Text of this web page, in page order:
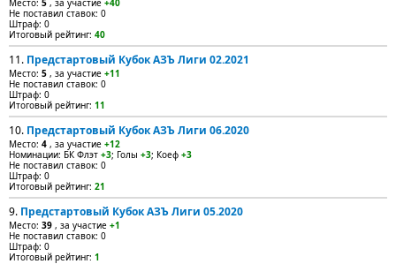
Место: 5 , за участие +40
Не поставил ставок: 0
Штраф: 0
Итоговый рейтинг: 40
11. Предстартовый Кубок АЗЪ Лиги 02.2021
Место: 5 , за участие +11
Не поставил ставок: 0
Штраф: 0
Итоговый рейтинг: 11
10. Предстартовый Кубок АЗЪ Лиги 06.2020
Место: 4 , за участие +12
Номинации: БК Флэт +3; Голы +3; Коеф +3
Не поставил ставок: 0
Штраф: 0
Итоговый рейтинг: 21
9. Предстартовый Кубок АЗЪ Лиги 05.2020
Место: 39 , за участие +1
Не поставил ставок: 0
Штраф: 0
Итоговый рейтинг: 1